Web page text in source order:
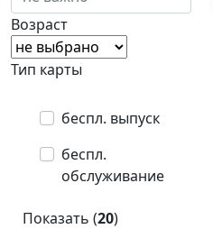
Возраст
Тип карты
беспл. выпуск
беспл.
обслуживание
Показать (20)